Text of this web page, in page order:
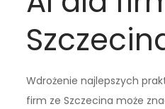
Wdrożenie najlepszych
firm ze Szczecina może